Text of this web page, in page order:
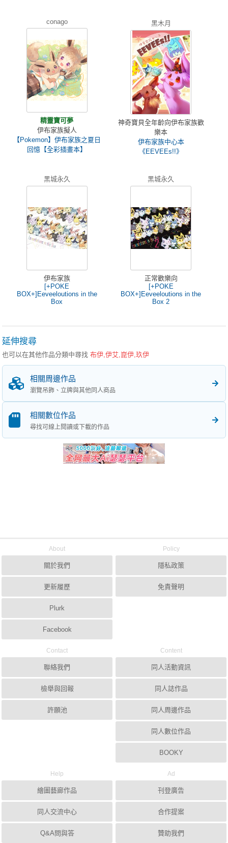
conago
精靈寶可夢
伊布家族擬人
【Pokemon】伊布家族之夏日
回憶【全彩插畫本】
黑木月
神奇寶貝全年齡向伊布家族歡
樂本
伊布家族中心本
《EEVEEs!!》
黑城永久
伊布家族
[+POKE
BOX+]Eeveeloutions in the
Box
黑城永久
正常歡樂向
[+POKE
BOX+]Eeveeloutions in the
Box 2
延伸搜尋
也可以在其他作品分類中尋找布伊,伊艾,崑伊,玖伊
相關周邊作品
瀏覽吊飾、立牌與其他同人商品
相關數位作品
尋找可線上閱讀或下載的作品
About
關於我們
更新履歷
Plurk
Facebook
Policy
隱私政策
免責聲明
Contact
聯絡我們
檢舉與回報
許願池
Content
同人活動資訊
同人誌作品
同人周邊作品
同人數位作品
BOOKY
Help
繪圖藝廊作品
同人交流中心
Q&A問與答
Ad
刊登廣告
合作提案
贊助我們